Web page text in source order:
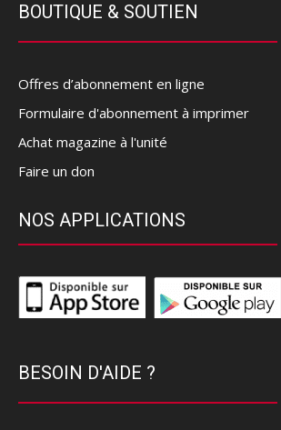
BOUTIQUE & SOUTIEN
Offres d’abonnement en ligne
Formulaire d'abonnement à imprimer
Achat magazine à l'unité
Faire un don
NOS APPLICATIONS
BESOIN D'AIDE ?